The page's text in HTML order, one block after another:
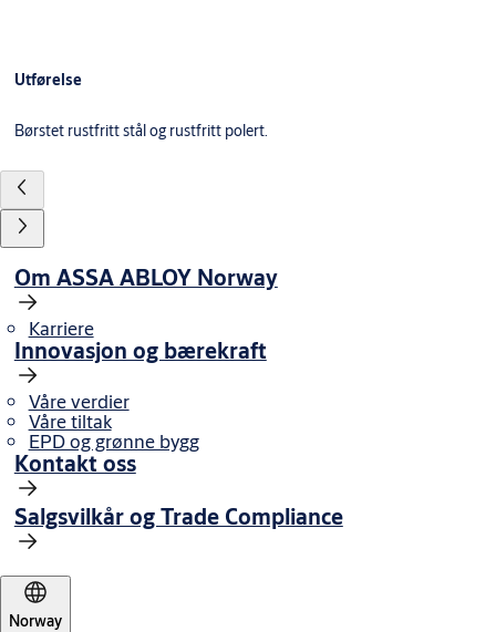
Utførelse
Børstet rustfritt stål og rustfritt polert.
Om ASSA ABLOY Norway
Karriere
Innovasjon og bærekraft
Våre verdier
Våre tiltak
EPD og grønne bygg
Kontakt oss
Salgsvilkår og Trade Compliance
Norway